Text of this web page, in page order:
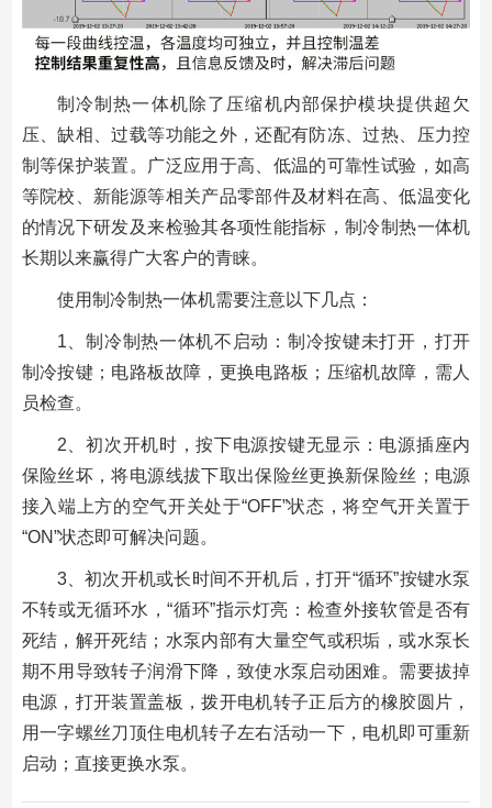
制冷制热一体机除了压缩机内部保护模块提供超欠
压、缺相、过载等功能之外，还配有防冻、过热、压力控
制等保护装置。广泛应用于高、低温的可靠性试验，如高
等院校、新能源等相关产品零部件及材料在高、低温变化
的情况下研发及来检验其各项性能指标，制冷制热一体机
长期以来赢得广大客户的青睐。
使用制冷制热一体机需要注意以下几点：
1、制冷制热一体机不启动：制冷按键未打开，打开
制冷按键；电路板故障，更换电路板；压缩机故障，需人
员检查。
2、初次开机时，按下电源按键无显示：电源插座内
保险丝坏，将电源线拔下取出保险丝更换新保险丝；电源
接入端上方的空气开关处于“OFF”状态，将空气开关置于
“ON”状态即可解决问题。
3、初次开机或长时间不开机后，打开“循环”按键水泵
不转或无循环水，“循环”指示灯亮：检查外接软管是否有
死结，解开死结；水泵内部有大量空气或积垢，或水泵长
期不用导致转子润滑下降，致使水泵启动困难。需要拔掉
电源，打开装置盖板，拨开电机转子正后方的橡胶圆片，
用一字螺丝刀顶住电机转子左右活动一下，电机即可重新
启动；直接更换水泵。